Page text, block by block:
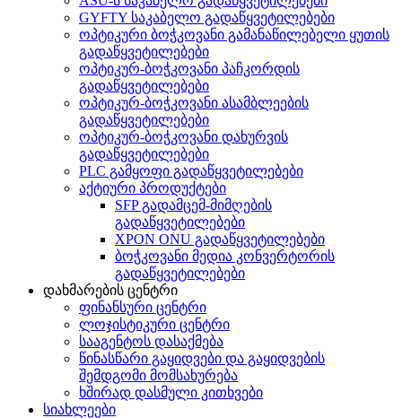
GYFTY საკაბელო გადაწყვეტილებები
ოპტიკური ბოჭკოვანი გამანაწილებელი ყუთის
გადაწყვეტილებები
ოპტიკურ-ბოჭკოვანი პაჩკორდის
გადაწყვეტილებები
ოპტიკურ-ბოჭკოვანი ასამბლეების
გადაწყვეტილებები
ოპტიკურ-ბოჭკოვანი დახურვის
გადაწყვეტილებები
PLC გამყოფი გადაწყვეტილებები
აქტიური პროდუქტები
SFP გადამცემ-მიმღების
გადაწყვეტილებები
XPON ONU გადაწყვეტილებები
ბოჭკოვანი მედია კონვერტორის
გადაწყვეტილებები
დახმარების ცენტრი
ფინანსური ცენტრი
ლოჯისტიკური ცენტრი
სააგენტოს დასაქმება
წინასწარი გაყიდვები და გაყიდვების
შემდგომი მომსახურება
ხშირად დასმული კითხვები
სიახლეები